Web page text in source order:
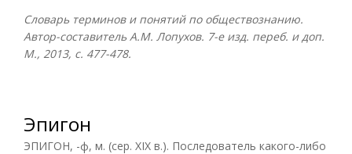
Словарь терминов и понятий по обществознанию.
Автор-составитель А.М. Лопухов. 7-е изд. переб. и доп.
М., 2013, с. 477-478.
Эпигон
ЭПИГОН, -ф, м. (сер. XIX в.). Последователь какого-либо